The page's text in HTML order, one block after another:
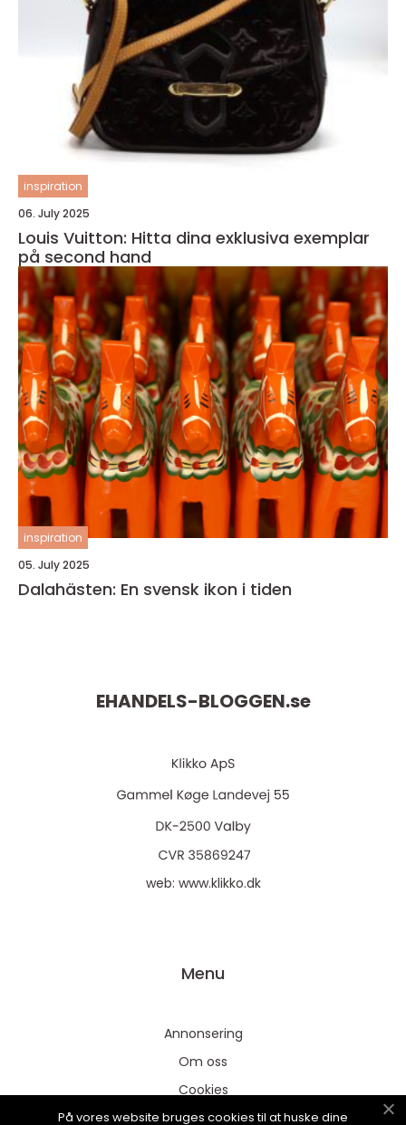
inspiration
06. July 2025
Louis Vuitton: Hitta dina exklusiva exemplar
på second hand
inspiration
05. July 2025
Dalahästen: En svensk ikon i tiden
EHANDELS-BLOGGEN.se
web: www.klikko.dk
Menu
Annonsering
Om oss
Cookies
Kontakta oss
På vores website bruges cookies til at huske dine